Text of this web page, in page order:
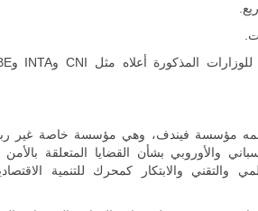
بمشاركة
في خطوة
تُوصف بأنها
اختبار عملي
مؤسسة فيندف، وهي مؤسسة خاصة غير
والأوروبي بشأن القضايا المتعلقة بالأمن
والتقني والابتكار كمحرك للتنمية